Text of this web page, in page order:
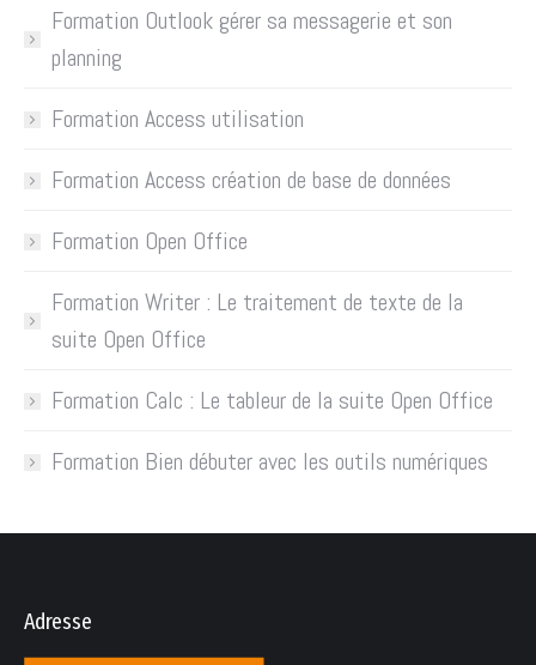
Formation Outlook gérer sa messagerie et son
planning
Formation Access utilisation
Formation Access création de base de données
Formation Open Office
Formation Writer : Le traitement de texte de la
suite Open Office
Formation Calc : Le tableur de la suite Open Office
Formation Bien débuter avec les outils numériques
Adresse